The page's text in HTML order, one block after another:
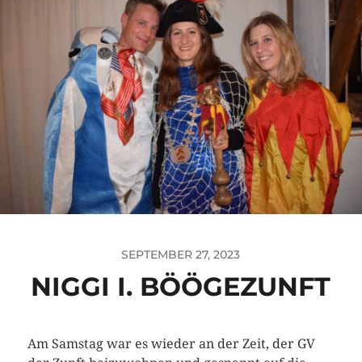
SEPTEMBER 27, 2023
NIGGI I. BÖÖGEZUNFT
Am Samstag war es wieder an der Zeit, der GV